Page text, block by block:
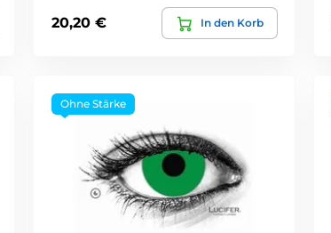
20,20 € In den Korb
Ohne Stärke